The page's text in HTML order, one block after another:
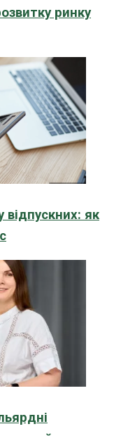
ринку
відпускних: як